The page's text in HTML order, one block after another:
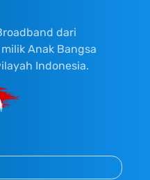
dari
Anak Bangsa
Indonesia.